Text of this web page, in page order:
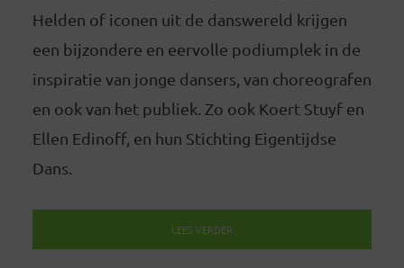
Helden of iconen uit de danswereld krijgen
een bijzondere en eervolle podiumplek in de
inspiratie van jonge dansers, van choreografen
en ook van het publiek. Zo ook Koert Stuyf en
Ellen Edinoff, en hun Stichting Eigentijdse
Dans.
LEES VERDER